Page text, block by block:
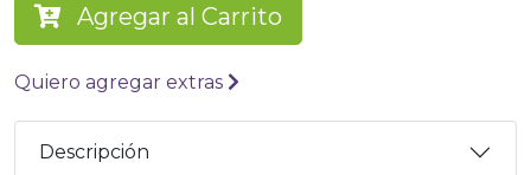
Agregar al Carrito
Quiero agregar extras
Descripción